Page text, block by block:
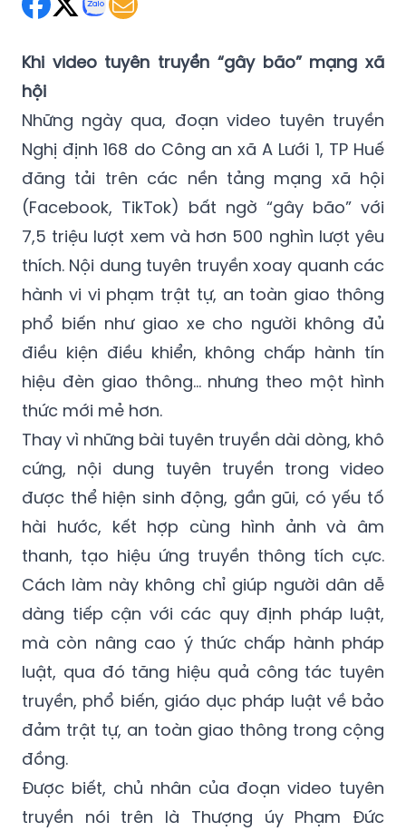
Khi video tuyên truyền “gây bão” mạng xã
hội
Những ngày qua, đoạn video tuyên truyền
Nghị định 168 do Công an xã A Lưới 1, TP Huế
đăng tải trên các nền tảng mạng xã hội
(Facebook, TikTok) bất ngờ “gây bão” với
7,5 triệu lượt xem và hơn 500 nghìn lượt yêu
thích. Nội dung tuyên truyền xoay quanh các
hành vi vi phạm trật tự, an toàn giao thông
phổ biến như giao xe cho người không đủ
điều kiện điều khiển, không chấp hành tín
hiệu đèn giao thông… nhưng theo một hình
thức mới mẻ hơn.
Thay vì những bài tuyên truyền dài dòng, khô
cứng, nội dung tuyên truyền trong video
được thể hiện sinh động, gần gũi, có yếu tố
hài hước, kết hợp cùng hình ảnh và âm
thanh, tạo hiệu ứng truyền thông tích cực.
Cách làm này không chỉ giúp người dân dễ
dàng tiếp cận với các quy định pháp luật,
mà còn nâng cao ý thức chấp hành pháp
luật, qua đó tăng hiệu quả công tác tuyên
truyền, phổ biến, giáo dục pháp luật về bảo
đảm trật tự, an toàn giao thông trong cộng
đồng.
Được biết, chủ nhân của đoạn video tuyên
truyền nói trên là Thượng úy Phạm Đức